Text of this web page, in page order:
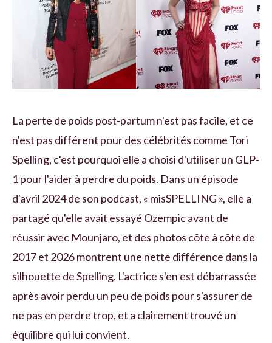
La perte de poids post-partum n'est pas facile, et ce
n'est pas différent pour des célébrités comme Tori
Spelling, c'est pourquoi elle a choisi d'utiliser un GLP-
1 pour l'aider à perdre du poids. Dans un épisode
d'avril 2024 de son podcast, « misSPELLING », elle a
partagé qu'elle avait essayé Ozempic avant de
réussir avec Mounjaro, et des photos côte à côte de
2017 et 2026 montrent une nette différence dans la
silhouette de Spelling. L'actrice s'en est débarrassée
après avoir perdu un peu de poids pour s'assurer de
ne pas en perdre trop, et a clairement trouvé un
équilibre qui lui convient.